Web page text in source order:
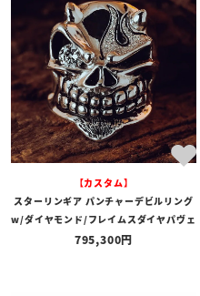
【カスタム】
スターリンギア パンチャーデビルリング
w/ダイヤモンド/フレイムスダイヤパヴェ
795,300